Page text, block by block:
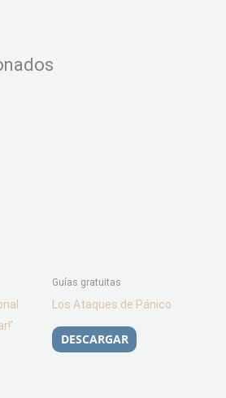
Guías gratuitas
Los Ataques de Pánico
DESCARGAR